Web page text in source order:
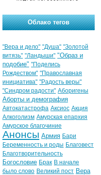
Облако тегов
"Вера и дело" "Душа" "Золотой
витязь" "Ландыши" "Образ и
подобие" "Поделись
Рождеством" "Православная
инициатива" "Радость веры"
"Синдром радости" Аборигены
Аборты и демография
Автокатастрофа Аксиос Акция
Алкоголизм Амурская епархия
Амурское благочиние
Анонсы Армия Бари
Беременность и роды Благовест
Благотворительность
Богословие Брак В начале
было слово Великий пост Вера